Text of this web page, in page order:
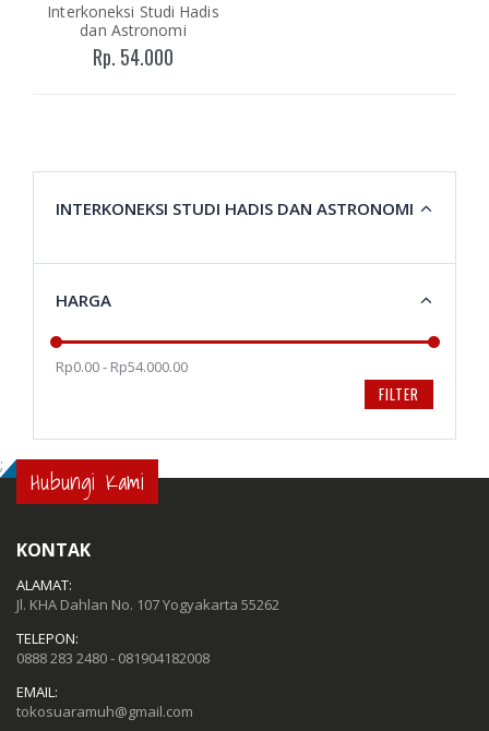
Interkoneksi Studi Hadis
dan Astronomi
Rp. 54.000
INTERKONEKSI STUDI HADIS DAN ASTRONOMI
HARGA
Rp0.00 - Rp54.000.00
FILTER
; Hubungi Kami
KONTAK
ALAMAT:
Jl. KHA Dahlan No. 107 Yogyakarta 55262
TELEPON:
0888 283 2480 - 081904182008
EMAIL:
tokosuaramuh@gmail.com